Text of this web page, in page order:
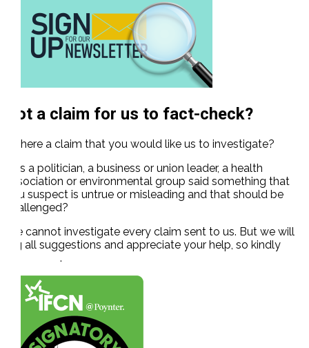
Got a claim for us to fact-check?
Is there a claim that you would like us to investigate?
Has a politician, a business or union leader, a health
association or environmental group said something that
you suspect is untrue or misleading and that should be
challenged?
We cannot investigate every claim sent to us. But we will
log all suggestions and appreciate your help, so kindly
.